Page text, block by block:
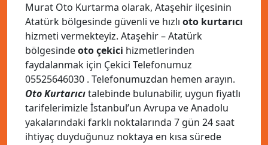
Murat Oto Kurtarma olarak, Ataşehir ilçesinin
Atatürk bölgesinde güvenli ve hızlı oto kurtarıcı
hizmeti vermekteyiz. Ataşehir – Atatürk
bölgesindeoto çekici hizmetlerinden
faydalanmak için Çekici Telefonumuz
05525646030 . Telefonumuzdan hemen arayın.
Oto Kurtarıcıtalebinde bulunabilir, uygun fiyatlı
tarifelerimizle İstanbul’un Avrupa ve Anadolu
yakalarındaki farklı noktalarında 7 gün 24 saat
ihtiyaç duyduğunuz noktaya en kısa sürede